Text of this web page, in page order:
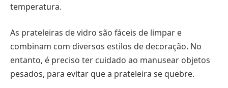
temperatura.
As prateleiras de vidro são fáceis de limpar e
combinam com diversos estilos de decoração. No
entanto, é preciso ter cuidado ao manusear objetos
pesados, para evitar que a prateleira se quebre.